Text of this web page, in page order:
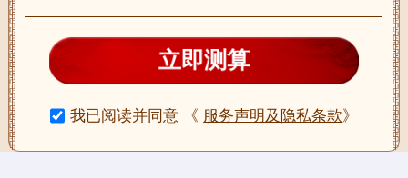
立即测算
我已阅读并同意 《 服务声明及隐私条款》